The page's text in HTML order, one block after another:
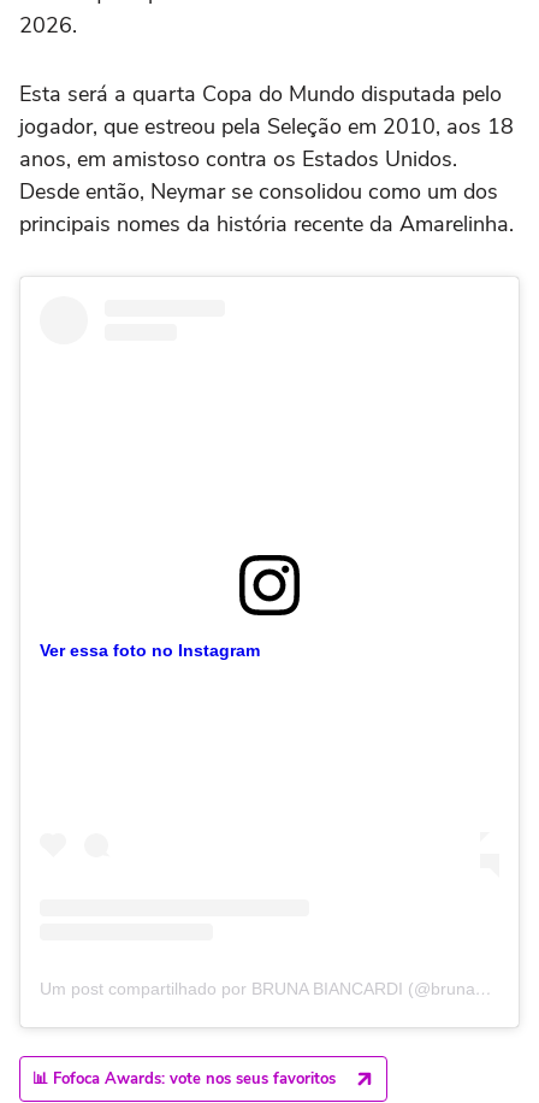
2026.
Esta será a quarta Copa do Mundo disputada pelo
jogador, que estreou pela Seleção em 2010, aos 18
anos, em amistoso contra os Estados Unidos.
Desde então, Neymar se consolidou como um dos
principais nomes da história recente da Amarelinha.
Ver essa foto no Instagram
Um post compartilhado por BRUNA BIANCARDI (@brunabiancardi)
📊 Fofoca Awards: vote nos seus favoritos